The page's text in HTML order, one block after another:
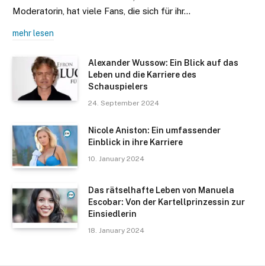
Moderatorin, hat viele Fans, die sich für ihr…
mehr lesen
Alexander Wussow: Ein Blick auf das
Leben und die Karriere des
Schauspielers
24. September 2024
Nicole Aniston: Ein umfassender
Einblick in ihre Karriere
10. January 2024
Das rätselhafte Leben von Manuela
Escobar: Von der Kartellprinzessin zur
Einsiedlerin
18. January 2024